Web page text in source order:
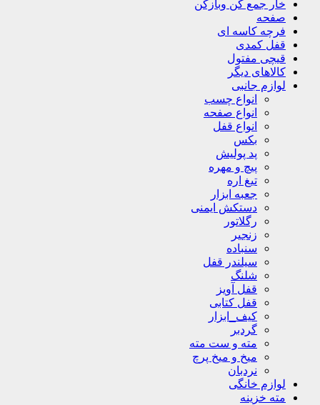
خار جمع کن وبازکن
صفحه
فرچه کاسه ای
قفل کمدی
قیچی مفتول
کالاهای دیگر
لوازم جانبی
انواع چسب
انواع صفحه
انواع قفل
بکس
پد پولیش
پیچ و مهره
تیغ اره
جعبه ابزار
دستکش ایمنی
رگلاتور
زنجیر
سنباده
سیلندر قفل
شلنگ
قفل آویز
قفل کتابی
کیف_ابزار
گردبر
مته و ست مته
میخ و میخ پرچ
نردبان
لوازم خانگی
مته خزینه